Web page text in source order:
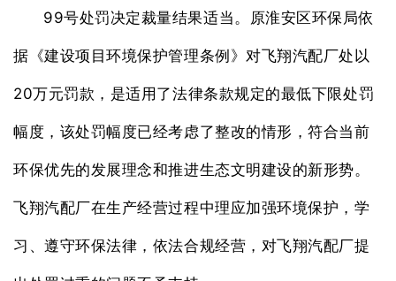
99号处罚决定裁量结果适当。原淮安区环保局依
据《建设项目环境保护管理条例》对飞翔汽配厂处以
20万元罚款，是适用了法律条款规定的最低下限处罚
幅度，该处罚幅度已经考虑了整改的情形，符合当前
环保优先的发展理念和推进生态文明建设的新形势。
飞翔汽配厂在生产经营过程中理应加强环境保护，学
习、遵守环保法律，依法合规经营，对飞翔汽配厂提